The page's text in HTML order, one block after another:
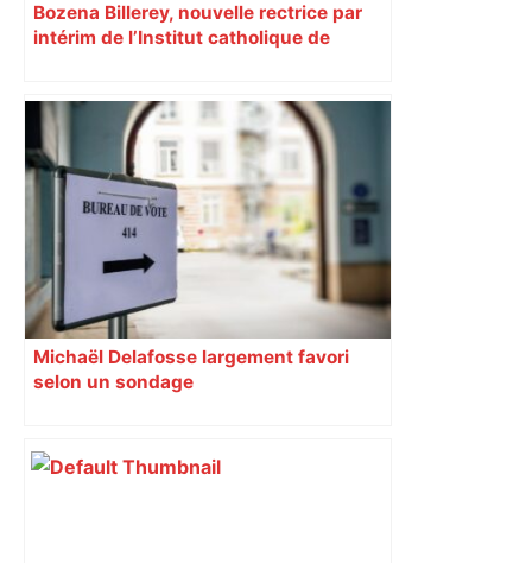
Bozena Billerey, nouvelle rectrice par
intérim de l’Institut catholique de
Michaël Delafosse largement favori
selon un sondage